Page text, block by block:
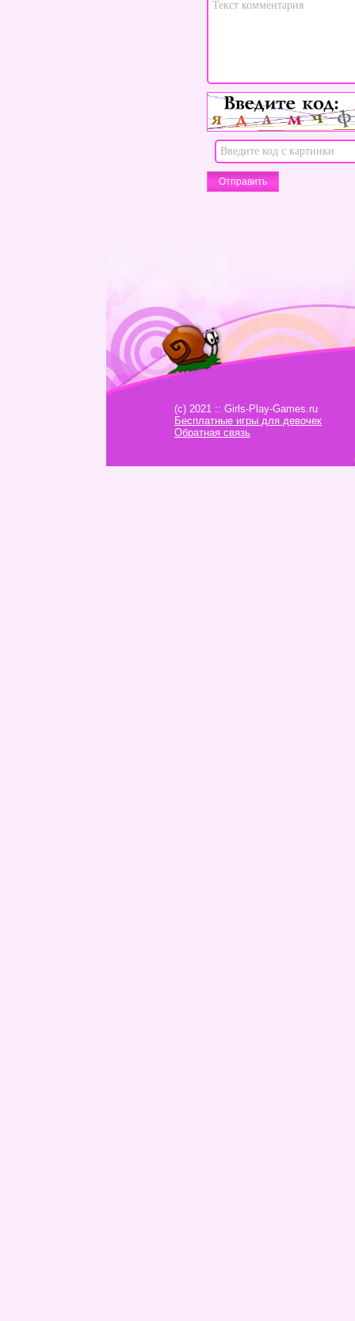
(c) 2021 :: Girls-Play-Games.ru
Бесплатные игры для девочек
Обратная связь